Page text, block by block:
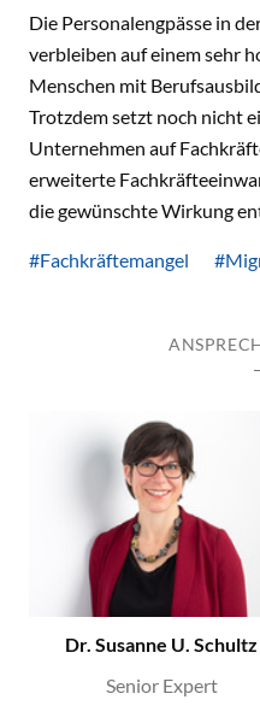
Die Personalengpässe in
verbleiben auf einem sehr
Menschen mit
Trotzdem setzt noch nicht
Unternehmen auf
erweiterte
die gewünschte Wirkung
#Fachkräftemangel
Dr. Susanne U. Schultz
Senior Expert